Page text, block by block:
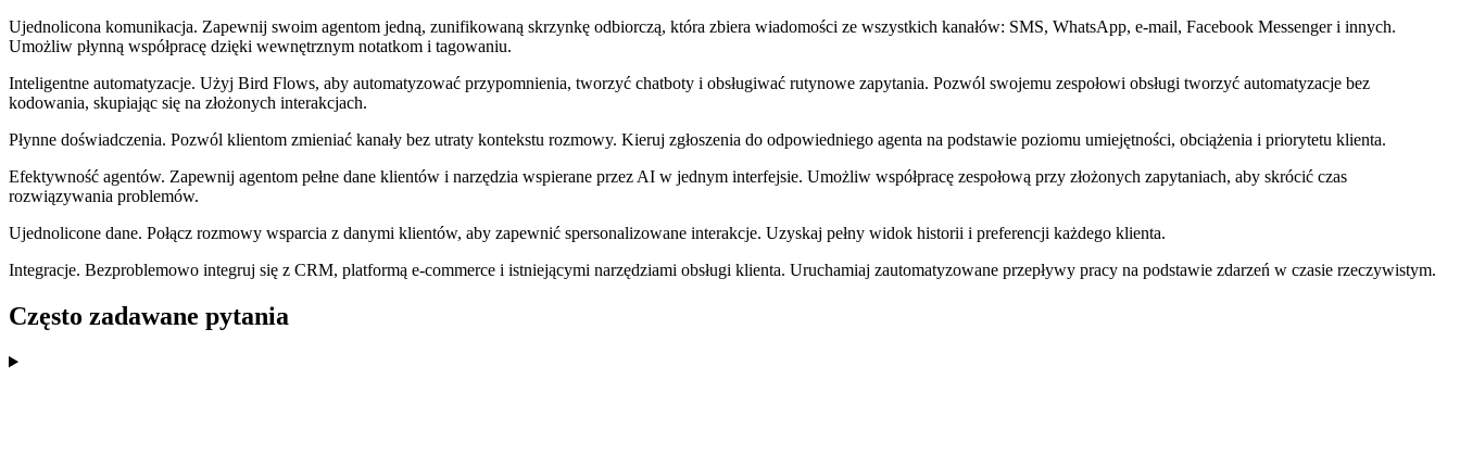
Ujednolicona komunikacja. Zapewnij swoim agentom jedną, zunifikowaną skrzynkę odbiorczą, która zbiera wiadomości ze wszystkich kanałów: SMS, WhatsApp, e-mail, Facebook Messenger i innych.
Umożliw płynną współpracę dzięki wewnętrznym notatkom i tagowaniu.
Inteligentne automatyzacje. Użyj Bird Flows, aby automatyzować przypomnienia, tworzyć chatboty i obsługiwać rutynowe zapytania. Pozwól swojemu zespołowi obsługi tworzyć automatyzacje bez
kodowania, skupiając się na złożonych interakcjach.
Płynne doświadczenia. Pozwól klientom zmieniać kanały bez utraty kontekstu rozmowy. Kieruj zgłoszenia do odpowiedniego agenta na podstawie poziomu umiejętności, obciążenia i priorytetu klienta.
Efektywność agentów. Zapewnij agentom pełne dane klientów i narzędzia wspierane przez AI w jednym interfejsie. Umożliw współpracę zespołową przy złożonych zapytaniach, aby skrócić czas
rozwiązywania problemów.
Ujednolicone dane. Połącz rozmowy wsparcia z danymi klientów, aby zapewnić spersonalizowane interakcje. Uzyskaj pełny widok historii i preferencji każdego klienta.
Integracje. Bezproblemowo integruj się z CRM, platformą e-commerce i istniejącymi narzędziami obsługi klienta. Uruchamiaj zautomatyzowane przepływy pracy na podstawie zdarzeń w czasie rzeczywistym.
Często zadawane pytania